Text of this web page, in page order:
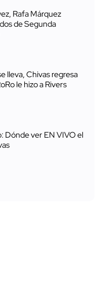
Rafa Márquez
de Segunda
lleva, Chivas regresa
le hizo a Rivers
Dónde ver EN VIVO el